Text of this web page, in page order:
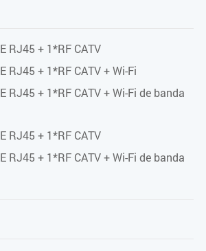
de transmissão 2,4G
RJ45 + 1*RF CATV
RJ45 + 1*RF CATV + Wi-Fi
RJ45 + 1*RF CATV + Wi-Fi de banda
RJ45 + 1*RF CATV
RJ45 + 1*RF CATV + Wi-Fi de banda